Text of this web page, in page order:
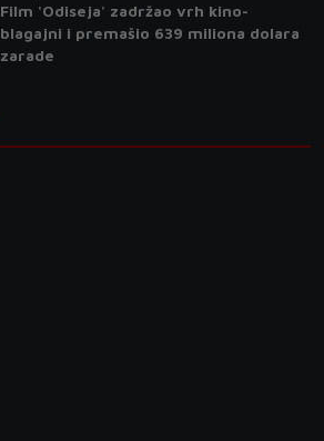
Film 'Odiseja' zadržao vrh kino-
blagajni i premašio 639 miliona dolara
zarade